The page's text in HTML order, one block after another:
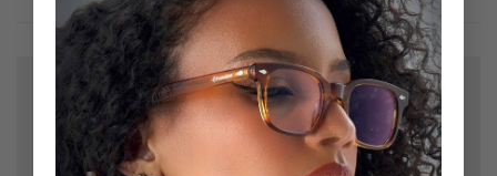
Bir yanıt yazın
E-posta adresiniz yayınlanmayacak. Gerekli alanlar*
ile işaretlenmişlerdir